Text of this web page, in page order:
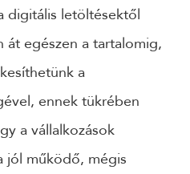
digitális letöltésektől
át egészen a tartalomig,
a
ennek tükrében
a vállalkozások
jól működő, mégis